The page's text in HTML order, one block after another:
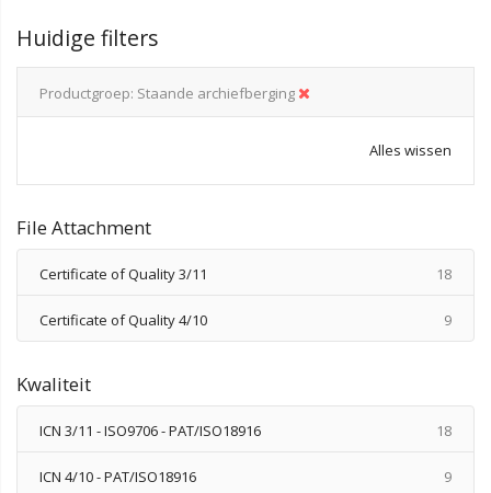
Huidige filters
Productgroep Staande archiefberging
Alles wissen
File Attachment
Certificate of Quality 3/11 18
Certificate of Quality 4/10 9
Kwaliteit
ICN 3/11 - ISO9706 - PAT/ISO18916 18
ICN 4/10 - PAT/ISO18916 9